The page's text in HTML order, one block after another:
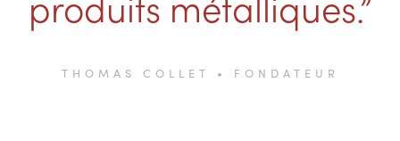
THOMAS COLLET • FONDATEUR